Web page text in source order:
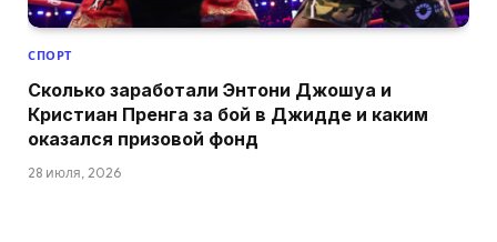
СПОРТ
Сколько заработали Энтони Джошуа и
Кристиан Пренга за бой в Джидде и каким
оказался призовой фонд
28 июля, 2026